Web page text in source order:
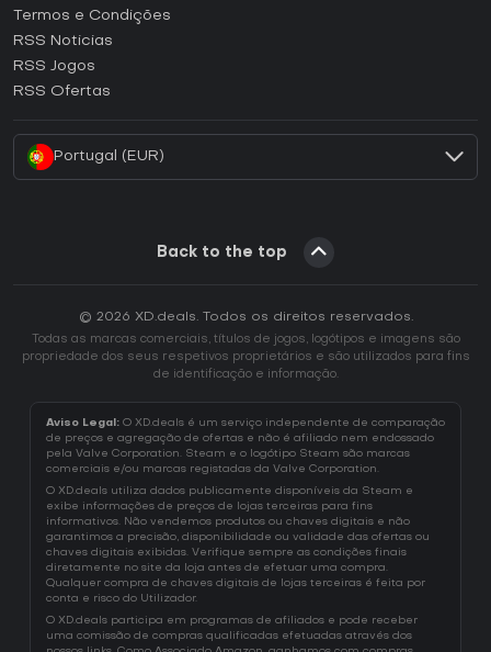
Como ativar uma CD Key GOG?
Como ativar uma CD Key Ubisoft Connect?
Termos e Condições
RSS Noticias
RSS Jogos
RSS Ofertas
Portugal (EUR)
Back to the top
© 2026 XD.deals. Todos os direitos reservados.
Todas as marcas comerciais, títulos de jogos, logótipos e imagens são
propriedade dos seus respetivos proprietários e são utilizados para fins
de identificação e informação.
Aviso Legal: O XD.deals é um serviço independente de comparação
de preços e agregação de ofertas e não é afiliado nem endossado
pela Valve Corporation. Steam e o logótipo Steam são marcas
comerciais e/ou marcas registadas da Valve Corporation.
O XD.deals utiliza dados publicamente disponíveis da Steam e
exibe informações de preços de lojas terceiras para fins
informativos. Não vendemos produtos ou chaves digitais e não
garantimos a precisão, disponibilidade ou validade das ofertas ou
chaves digitais exibidas. Verifique sempre as condições finais
diretamente no site da loja antes de efetuar uma compra.
Qualquer compra de chaves digitais de lojas terceiras é feita por
conta e risco do Utilizador.
O XD.deals participa em programas de afiliados e pode receber
uma comissão de compras qualificadas efetuadas através dos